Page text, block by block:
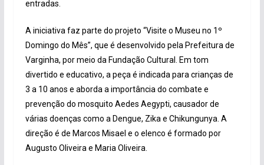
entradas.
A iniciativa faz parte do projeto “Visite o Museu no 1º
Domingo do Mês”, que é desenvolvido pela Prefeitura de
Varginha, por meio da Fundação Cultural. Em tom
divertido e educativo, a peça é indicada para crianças de
3 a 10 anos e aborda a importância do combate e
prevenção do mosquito Aedes Aegypti, causador de
várias doenças como a Dengue, Zika e Chikungunya. A
direção é de Marcos Misael e o elenco é formado por
Augusto Oliveira e Maria Oliveira.